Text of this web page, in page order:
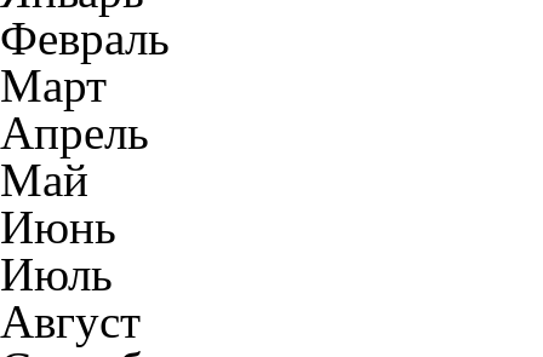
Февраль
Март
Апрель
Май
Июнь
Июль
Август